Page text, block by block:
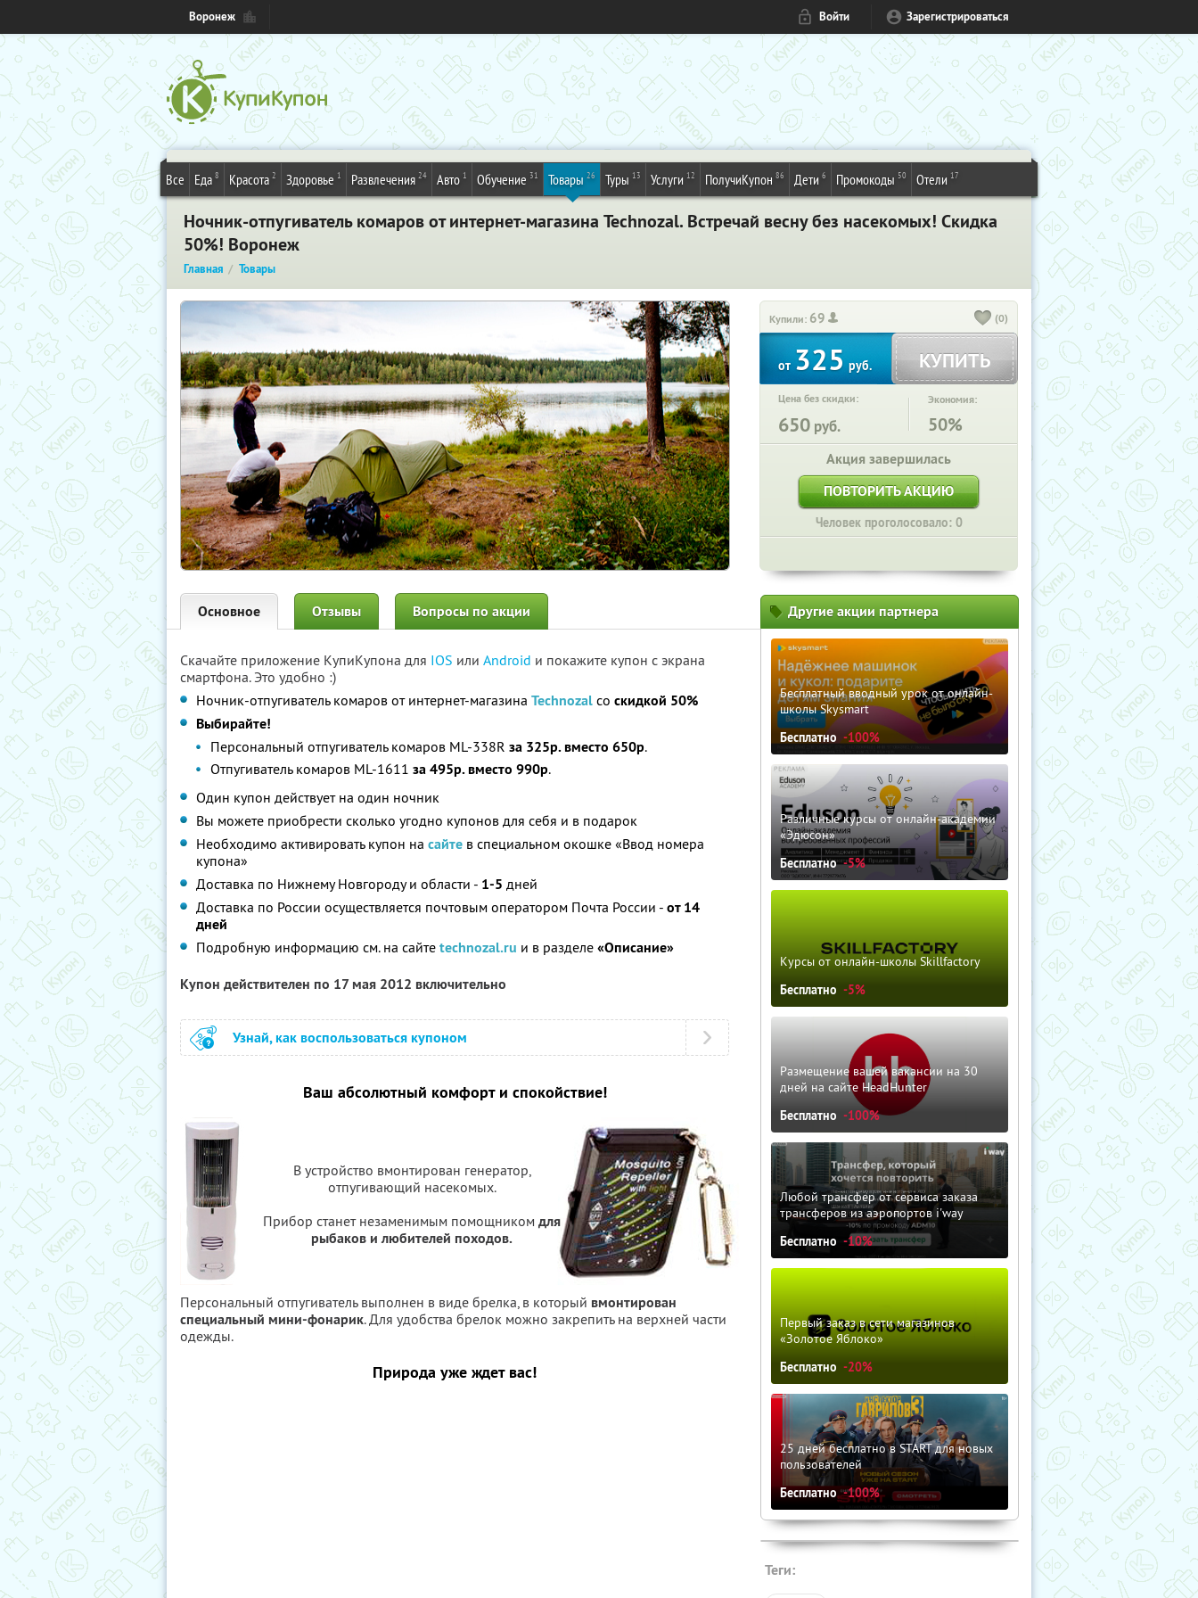
Воронеж Войти Зарегистрироваться
Все Еда 8 Красота 2 Здоровье 1 Развлечения 24 Авто 1 Обучение 31 Товары 26 Туры 13 Услуги 12 ПолучиКупон 86 Дети 6 Промокоды 50 Отели 17
Ночник-отпугиватель комаров от интернет-магазина Technozal. Встречай весну без насекомых! Скидка
50%! Воронеж
Главная Товары
Купили: 69 (0)
от325руб. КУПИТЬ
Цена без скидки:
650 руб.
Экономия:
50%
Акция завершилась
ПОВТОРИТЬ АКЦИЮ
Человек проголосовало: 0
Основное Отзывы Вопросы по акции
Скачайте приложение КупиКупона для IOS или Android и покажите купон с экрана
смартфона. Это удобно :)
Ночник-отпугиватель комаров от интернет-магазина Technozal со скидкой 50%
Выбирайте!
Персональный отпугиватель комаров ML-338R за 325р. вместо 650р.
Отпугиватель комаров ML-1611 за 495р. вместо 990р.
Один купон действует на один ночник
Вы можете приобрести сколько угодно купонов для себя и в подарок
Необходимо активировать купон на сайте в специальном окошке «Ввод номера
купона»
Доставка по Нижнему Новгороду и области - 1-5 дней
Доставка по России осуществляется почтовым оператором Почта России - от 14
дней
Подробную информацию см. на сайте technozal.ru и в разделе «Описание»
Купон действителен по 17 мая 2012 включительно
Узнай, как воспользоваться купоном
Ваш абсолютный комфорт и спокойствие!
В устройство вмонтирован генератор,
отпугивающий насекомых.
Прибор станет незаменимым помощником для
рыбаков и любителей походов.
Персональный отпугиватель выполнен в виде брелка, в который вмонтирован
специальный мини-фонарик. Для удобства брелок можно закрепить на верхней части
одежды.
Природа уже ждет вас!
Другие акции партнера
Бесплатный вводный урок от онлайн-
школы Skysmart
Бесплатно -100%
Различные курсы от онлайн-академии
«Эдюсон»
Бесплатно -5%
Курсы от онлайн-школы Skillfactory
Бесплатно -5%
Размещение вашей вакансии на 30
дней на сайте HeadHunter
Бесплатно -100%
Любой трансфер от сервиса заказа
трансферов из аэропортов i'way
Бесплатно -10%
Первый заказ в сети магазинов
«Золотое Яблоко»
Бесплатно -20%
25 дней бесплатно в START для новых
пользователей
Бесплатно -100%
Теги: